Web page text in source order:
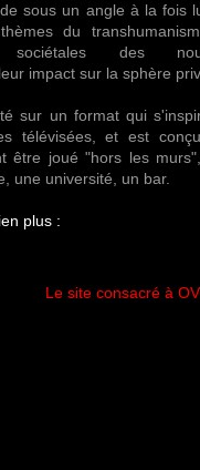
sous un angle à la fois
du
sociétales des
impact sur la sphère
sur un format qui
télévisées, et est
être joué "hors les
une université, un bar.
plus :
Le site consacré à